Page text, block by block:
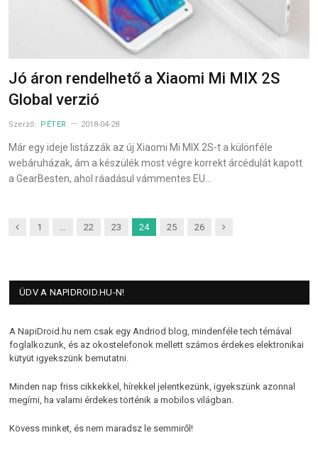
Jó áron rendelhető a Xiaomi Mi MIX 2S
Global verzió
Szerző: PÉTER 2018-04-28
Már egy ideje listázzák az új Xiaomi Mi MIX 2S-t a különféle
webáruházak, ám a készülék most végre korrekt árcédulát kapott
a GearBesten, ahol ráadásul vámmentes EU…
Previous
1 … 22 23 24 25 26 Next
ÜDV A NAPIDROID.HU-N!
A NapiDroid.hu nem csak egy Andriod blog, mindenféle tech témával
foglalkozunk, és az okostelefonok mellett számos érdekes elektronikai
kütyüt igyekszünk bemutatni.
Minden nap friss cikkekkel, hírekkel jelentkezünk, igyekszünk azonnal
megírni, ha valami érdekes történik a mobilos világban.
Kövess minket, és nem maradsz le semmiről!